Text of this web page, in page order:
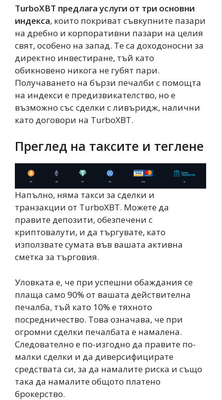
TurboXBT предлага услуги от три основни
индекса, които покриват съвкупните пазари
на дребно и корпоративни пазари на целия
свят, особено на запад. Те са доходоносни за
директно инвестиране, тъй като
обикновено никога не губят пари.
Получаването на бързи печалби с помощта
на индекси е предизвикателство, но е
възможно със сделки с ливъридж, налични
като договори на TurboXBT.
Преглед на таксите и теглене
Напълно, няма такси за сделки и
транзакции от TurboXBT. Можете да
правите депозити, обезпечени с
криптовалути, и да търгувате, като
използвате сумата във вашата активна
сметка за търговия.
Уловката е, че при успешни обаждания се
плаща само 90% от вашата действителна
печалба, тъй като 10% е тяхното
посредничество. Това означава, че при
огромни сделки печалбата е намалена.
Следователно е по-изгодно да правите по-
малки сделки и да диверсифицирате
средствата си, за да намалите риска и също
така да намалите общото платено
брокерство.